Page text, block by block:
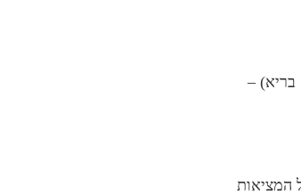
בריא) –
המציאות